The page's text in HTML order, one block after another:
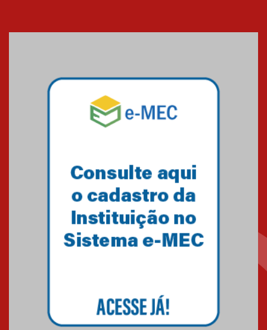
07.11.2024
Equipe de saltos ornamentais
do Mackenzie Brasília
Gravação do projeto “Mais de
31 mil vozes com a Palavra” é
realizado no Colégio
Mackenzie Brasília
25.10.2024
Brasília conquistam medalhas
em importantes competições
de Matemática
04.10.2024